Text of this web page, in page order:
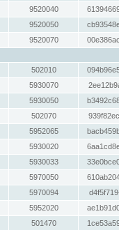
9520040
9520050
9520070
502010
5930070
5930050
502070
5952065
5930020
5930033
5970050
5970094
5952020
501470